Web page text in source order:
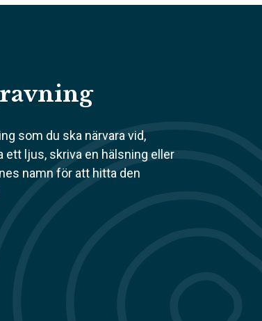
som du ska närvara vid,
ett ljus, skriva en hälsning eller
namn för att hitta den